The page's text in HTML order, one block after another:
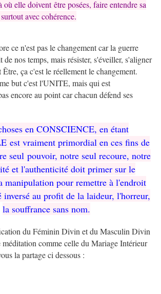
où elle doivent être posées, faire entendre sa
avec cohérence.
ce n'est pas le changement car la guerre
de nos temps, mais résister, s'éveiller, s'aligner
ça c'est le réellement le changement.
but c'est l'UNITE, mais qui est
encore au point car chacun défend ses
en CONSCIENCE, en étant
est vraiment primordial en ces fins de
seul pouvoir, notre seul recoure, notre
et l'authenticité doit primer sur le
manipulation pour remettre à l'endroit
inversé au profit de la laideur, l'horreur,
la souffrance sans nom.
du Féminin Divin et du Masculin Divin
méditation comme celle du Mariage Intérieur
la partage ci dessous :